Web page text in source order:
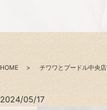
HOME チワワとプードル中央店
2024/05/17